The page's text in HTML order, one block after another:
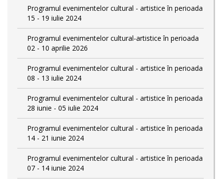
Programul evenimentelor cultural - artistice în perioada
15 - 19 iulie 2024
Programul evenimentelor cultural-artistice în perioada
02 - 10 aprilie 2026
Programul evenimentelor cultural - artistice în perioada
08 - 13 iulie 2024
Programul evenimentelor cultural - artistice în perioada
28 iunie - 05 iulie 2024
Programul evenimentelor cultural - artistice în perioada
14 - 21 iunie 2024
Programul evenimentelor cultural - artistice în perioada
07 - 14 iunie 2024